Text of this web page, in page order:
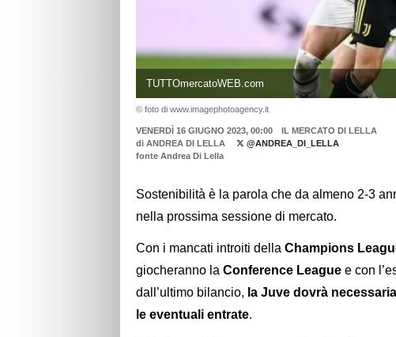
TUTTOmercatoWEB.com
© foto di www.imagephotoagency.it
VENERDÌ 16 GIUGNO 2023, 00:00
IL MERCATO DI LELLA
di ANDREA DI LELLA
@ANDREA_DI_LELLA
fonte Andrea Di Lella
Sostenibilità è la parola che da almeno 2-3
nella prossima sessione di mercato.
Con i mancati introiti della Champions
giocheranno la Conference League e con
dall’ultimo bilancio, la Juve dovrà
le eventuali entrate.